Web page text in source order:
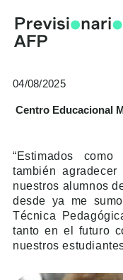
contenido
04/08/2025
Centro Educacional
“Estimados
también
nuestros alumnos
desde ya me
Técnica
tanto en el futuro
nuestros